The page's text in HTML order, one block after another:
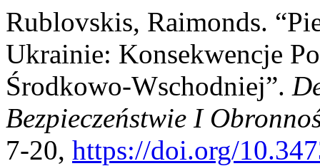
Rublovskis, Raimonds.
Ukrainie: Konsekwencje
Środkowo-Wschodniej”.
Bezpieczeństwie I
7-20, https://doi.org/